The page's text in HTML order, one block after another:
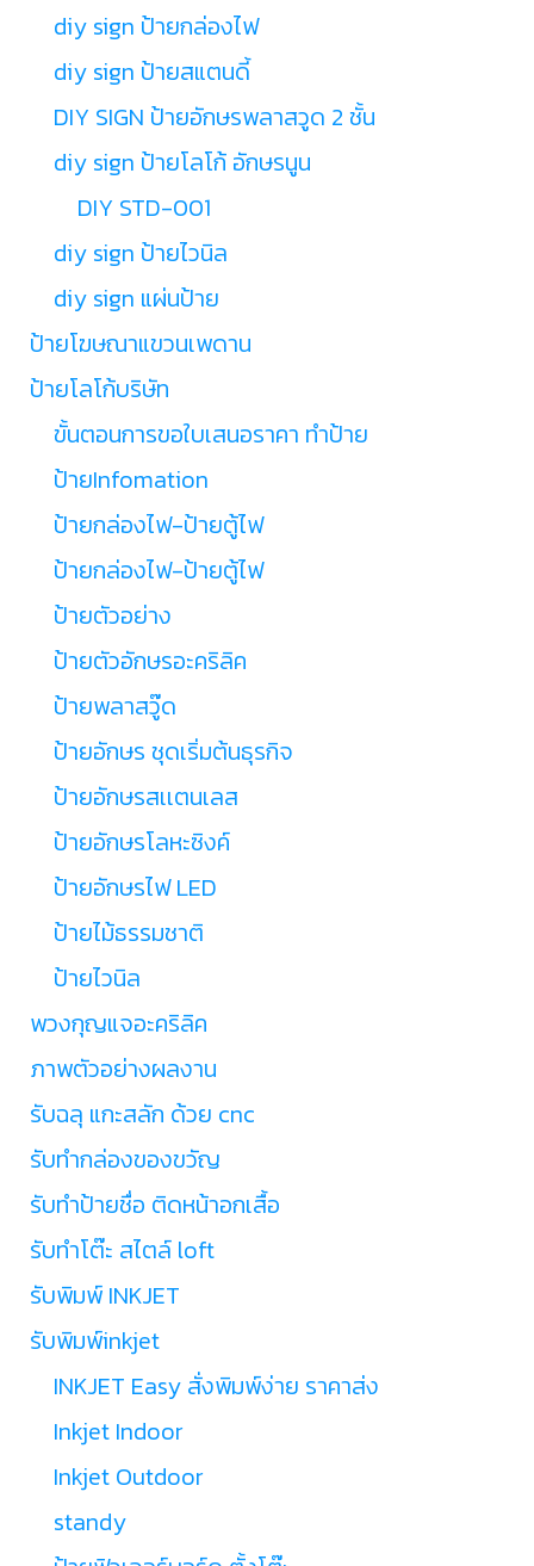
diy sign ป้ายกล่องไฟ
diy sign ป้ายสแตนดี้
DIY SIGN ป้ายอักษรพลาสวูด 2 ชั้น
diy sign ป้ายโลโก้ อักษรนูน
DIY STD-001
diy sign ป้ายไวนิล
diy sign แผ่นป้าย
ป้ายโฆษณาแขวนเพดาน
ป้ายโลโก้บริษัท
ขั้นตอนการขอใบเสนอราคา ทำป้าย
ป้ายInfomation
ป้ายกล่องไฟ-ป้ายตู้ไฟ
ป้ายกล่องไฟ-ป้ายตู้ไฟ
ป้ายตัวอย่าง
ป้ายตัวอักษรอะคริลิค
ป้ายพลาสวู๊ด
ป้ายอักษร ชุดเริ่มต้นธุรกิจ
ป้ายอักษรสเเตนเลส
ป้ายอักษรโลหะซิงค์
ป้ายอักษรไฟ LED
ป้ายไม้ธรรมชาติ
ป้ายไวนิล
พวงกุญแจอะคริลิค
ภาพตัวอย่างผลงาน
รับฉลุ แกะสลัก ด้วย cnc
รับทำกล่องของขวัญ
รับทำป้ายชื่อ ติดหน้าอกเสื้อ
รับทำโต๊ะ สไตล์ loft
รับพิมพ์ INKJET
รับพิมพ์inkjet
INKJET Easy สั่งพิมพ์ง่าย ราคาส่ง
Inkjet Indoor
Inkjet Outdoor
standy